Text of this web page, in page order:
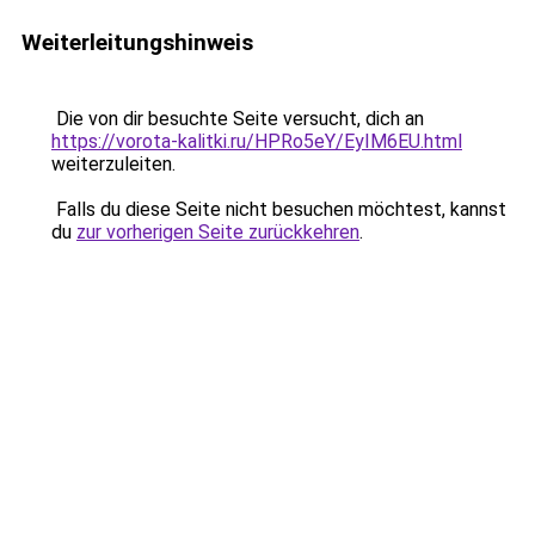
Weiterleitungshinweis
Die von dir besuchte Seite versucht, dich an
https://vorota-kalitki.ru/HPRo5eY/EyIM6EU.html
weiterzuleiten.
Falls du diese Seite nicht besuchen möchtest, kannst
du zur vorherigen Seite zurückkehren.